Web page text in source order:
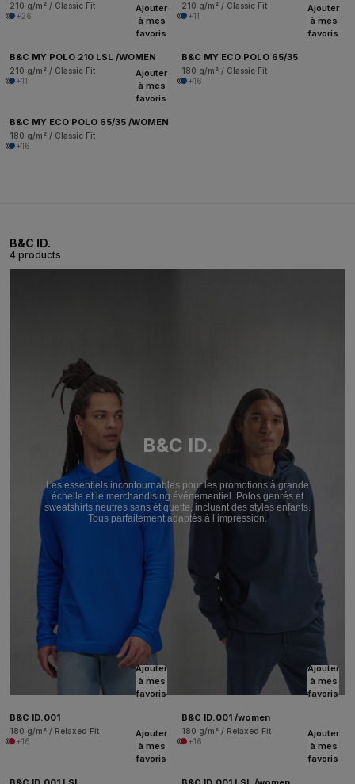
210 g/m² / Classic Fit
+26
210 g/m² / Classic Fit
+11
Ajouter
à mes
favoris
B&C MY POLO 210 LSL /WOMEN
210 g/m² / Classic Fit
+11
Ajouter
à mes
favoris
B&C MY ECO POLO 65/35
180 g/m² / Classic Fit
+16
Ajouter
à mes
favoris
B&C MY ECO POLO 65/35 /WOMEN
180 g/m² / Classic Fit
+16
B&C ID.
4 products
B&C ID.
Les essentiels incontournables pour les promotions à grande
échelle et le merchandising événementiel. Polos genrés et
sweatshirts neutres sans étiquette, incluant des styles enfants.
Tous parfaitement adaptés à l’impression.
Ajouter
à mes
favoris
B&C ID.001
180 g/m² / Relaxed Fit
+16
Ajouter
à mes
favoris
B&C ID.001 /women
180 g/m² / Relaxed Fit
+16
Ajouter
à mes
favoris
Ajouter
à mes
favoris